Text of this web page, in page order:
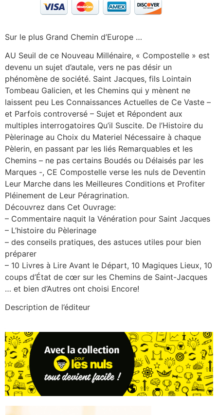
Sur le plus Grand Chemin d’Europe …
AU Seuil de ce Nouveau Millénaire, « Compostelle » est
devenu un sujet d’autale, vers ne pas désir un
phénomène de société. Saint Jacques, fils Lointain
Tombeau Galicien, et les Chemins qui y mènent ne
laissent peu Les Connaissances Actuelles de Ce Vaste –
et Parfois controversé – Sujet et Répondent aux
multiples interrogatoires Qu’il Suscite. De l’Histoire du
Pèlerinage au Choix du Materiel Nécessaire à chaque
Pèlerin, en passant par les liés Remarquables et les
Chemins – ne pas certains Boudés ou Délaisés par les
Marques -, CE Compostelle verse les nuls de Deventin
Leur Marche dans les Meilleures Conditions et Profiter
Pléinement de Leur Péragrination.
Découvrez dans Cet Ouvrage:
– Commentaire naquit la Vénération pour Saint Jacques
– L’histoire du Pèlerinage
– des conseils pratiques, des astuces utiles pour bien
préparer
– 10 Livres à Lire Avant le Départ, 10 Magiques Lieux, 10
coups d’État de cœr sur les Chemins de Saint-Jacques
… et bien d’Autres ont choisi Encore!
Description de l’éditeur